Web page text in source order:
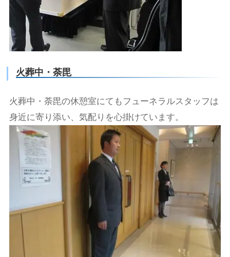
火葬中・荼毘
火葬中・荼毘の休憩室にてもフューネラルスタッフは
身近に寄り添い、気配りを心掛けています。